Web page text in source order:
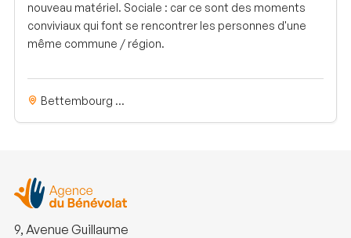
nouveau matériel. Sociale : car ce sont des moments
conviviaux qui font se rencontrer les personnes d'une
même commune / région.
Bettembourg ...
9, Avenue Guillaume